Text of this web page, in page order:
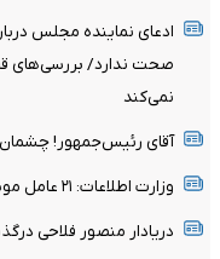
ادعای نماینده مجلس
صحت ندارد/ بررسی‌های
نمی‌کند
آقای رئیس‌جمهور!
وزارت اطلاعات: ۲۱ عامل موساد و ۴ عضو باندهای مسلح بازداشت شدند
دریادار منصور فلاحی